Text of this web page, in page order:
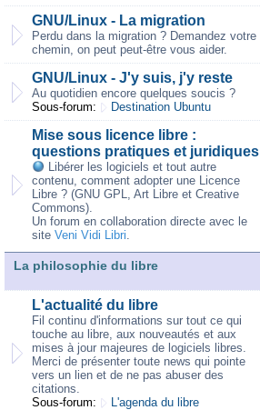
GNU/Linux - La migration
Perdu dans la migration ? Demandez votre
chemin, on peut peut-être vous aider.
GNU/Linux - J'y suis, j'y reste
Au quotidien encore quelques soucis ?
Sous-forum:
Destination Ubuntu
Mise sous licence libre :
questions pratiques et juridiques
Libérer les logiciels et tout autre
contenu, comment adopter une Licence
Libre ? (GNU GPL, Art Libre et Creative
Commons).
Un forum en collaboration directe avec le
site Veni Vidi Libri.
La philosophie du libre
L'actualité du libre
Fil continu d'informations sur tout ce qui
touche au libre, aux nouveautés et aux
mises à jour majeures de logiciels libres.
Merci de présenter toute news qui pointe
vers un lien et de ne pas abuser des
citations.
Sous-forum:
L'agenda du libre